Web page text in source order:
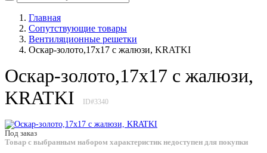
Главная
Сопутствующие товары
Вентиляционные решетки
Оскар-золото,17x17 с жалюзи, KRATKI
Оскар-золото,17x17 с жалюзи,
KRATKI
ID#3340
Под заказ
Товар с выбранным набором характеристик недоступен для покупки